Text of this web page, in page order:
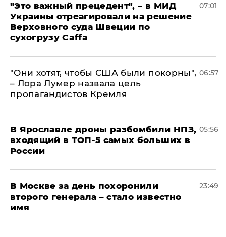
"Это важный прецедент", – в МИД
Украины отреагировали на решение
Верховного суда Швеции по
сухогрузу Caffa
07:01
"Они хотят, чтобы США были покорны",
– Лора Лумер назвала цель
пропагандистов Кремля
06:57
В Ярославле дроны разбомбили НПЗ,
входящий в ТОП-5 самых больших в
России
05:56
В Москве за день похоронили
второго генерала – стало известно
имя
23:49